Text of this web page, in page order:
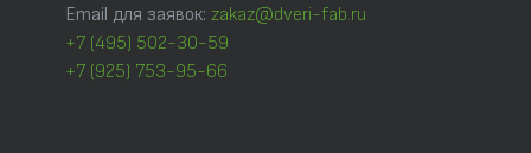
Email для заявок: zakaz@dveri-fab.ru
+7 (495) 502-30-59
+7 (925) 753-95-66